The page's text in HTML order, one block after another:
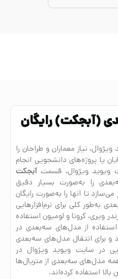
(آبجکت) رایگان
نیاز معماران و طراحان را
یا پروژه‌های دانشجویی انجام
ویوید ویژوال، قسمت آبجکت
را به‌صورت بسیار دقیق
می‌سازد تا آنها را به‌صورت رایگان
به‌طور کلی برای نرم‌افزارهایی
ویری، کرونا و لومیون استفاده
استفاده از مدل‌های سه‌بعدی در
و برای انتقال مدل‌های سه‌بعدی
در سایت ویوید ویژوال در
مدل‌های سه‌بعدی از متریال‌ها
استفاده کرده‌اند.